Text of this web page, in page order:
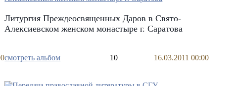
Литургия Преждеосвященных Даров в Свято-
Алексиевском женском монастыре г. Саратова
смотреть альбом 10 16.03.2011 00:00